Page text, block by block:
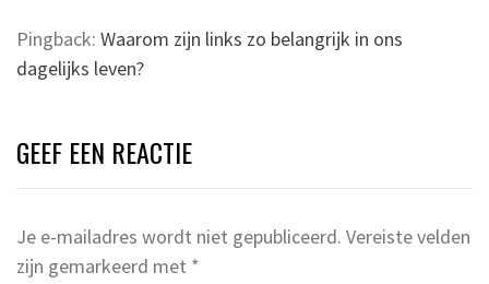
Pingback: Waarom zijn links zo belangrijk in ons
dagelijks leven?
GEEF EEN REACTIE
Je e-mailadres wordt niet gepubliceerd. Vereiste velden
zijn gemarkeerd met *